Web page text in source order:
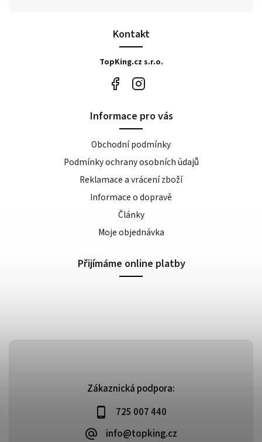
Zákaznická podpora:
725 007 440
info@topking.cz
Kontakt
TopKing.cz s.r.o.
Informace pro vás
Obchodní podmínky
Podmínky ochrany osobních údajů
Reklamace a vrácení zboží
Informace o dopravě
Články
Moje objednávka
Přijímáme online platby